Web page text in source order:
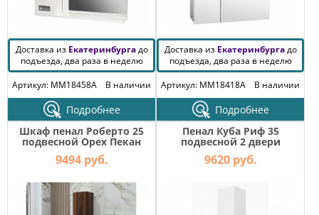
Доставка из Екатеринбургадо
подъезда, два раза в неделю
Артикул: MM18458A
В наличии
Подробнее
Доставка из Екатеринбургадо
подъезда, два раза в неделю
Артикул: MM18418A
В наличии
Подробнее
Шкаф пенал Роберто 25
подвесной Орех Пекан
шоколад
9494 руб.
Пенал Куба Риф 35
подвесной 2 двери
универсальный
9620 руб.